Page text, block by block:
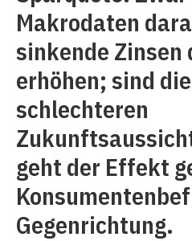
Makrodaten
sinkende Zinsen
erhöhen; sind
schlechteren
geht der Effekt
Gegenrichtung.